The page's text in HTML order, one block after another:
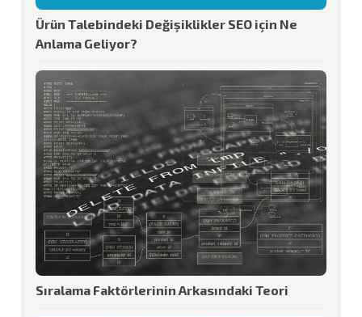
Ürün Talebindeki Değişiklikler SEO için Ne
Anlama Geliyor?
Sıralama Faktörlerinin Arkasındaki Teori